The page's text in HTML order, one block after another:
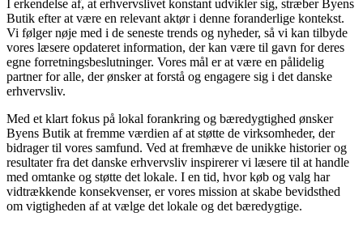
I erkendelse af, at erhvervslivet konstant udvikler sig, stræber Byens
Butik efter at være en relevant aktør i denne foranderlige kontekst.
Vi følger nøje med i de seneste trends og nyheder, så vi kan tilbyde
vores læsere opdateret information, der kan være til gavn for deres
egne forretningsbeslutninger. Vores mål er at være en pålidelig
partner for alle, der ønsker at forstå og engagere sig i det danske
erhvervsliv.
Med et klart fokus på lokal forankring og bæredygtighed ønsker
Byens Butik at fremme værdien af at støtte de virksomheder, der
bidrager til vores samfund. Ved at fremhæve de unikke historier og
resultater fra det danske erhvervsliv inspirerer vi læsere til at handle
med omtanke og støtte det lokale. I en tid, hvor køb og valg har
vidtrækkende konsekvenser, er vores mission at skabe bevidsthed
om vigtigheden af at vælge det lokale og det bæredygtige.